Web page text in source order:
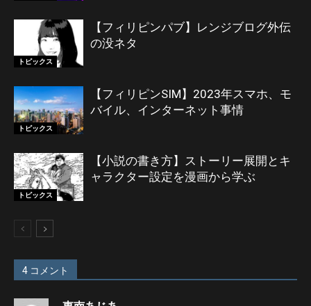
トピックス
【フィリピンパブ】レンジブログ外伝
の没ネタ
トピックス
【フィリピンSIM】2023年スマホ、モ
バイル、インターネット事情
トピックス
【小説の書き方】ストーリー展開とキ
ャラクター設定を漫画から学ぶ
4 コメント